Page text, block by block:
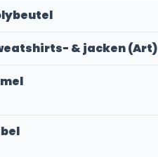
& jacken (Art)